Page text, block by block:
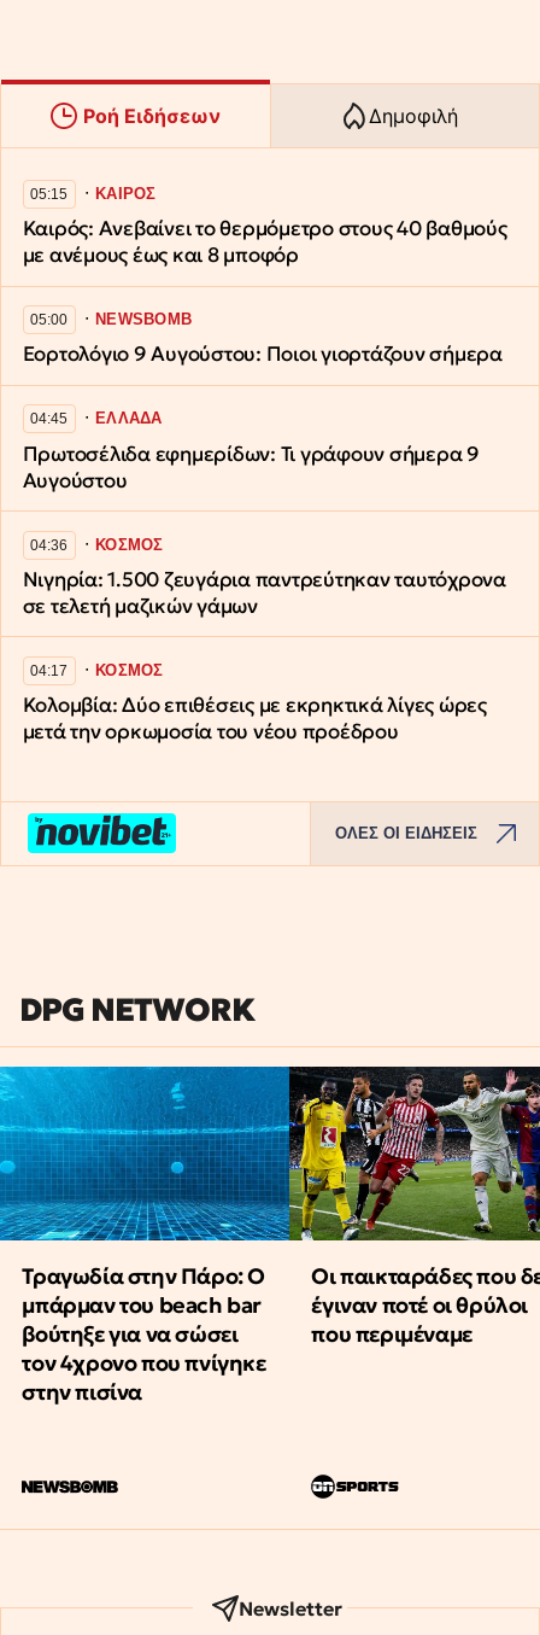
Ροή Ειδήσεων Δημοφιλή
05:15 ∙ΚΑΙΡΟΣ
Καιρός: Ανεβαίνει το θερμόμετρο στους 40 βαθμούς
με ανέμους έως και 8 μποφόρ
05:00 ∙NEWSBOMB
Εορτολόγιο 9 Αυγούστου: Ποιοι γιορτάζουν σήμερα
04:45 ∙ΕΛΛΑΔΑ
Πρωτοσέλιδα εφημερίδων: Τι γράφουν σήμερα 9
Αυγούστου
04:36 ∙ΚΟΣΜΟΣ
Νιγηρία: 1.500 ζευγάρια παντρεύτηκαν ταυτόχρονα
σε τελετή μαζικών γάμων
04:17 ∙ΚΟΣΜΟΣ
Κολομβία: Δύο επιθέσεις με εκρηκτικά λίγες ώρες
μετά την ορκωμοσία του νέου προέδρου
ΟΛΕΣ ΟΙ ΕΙΔΗΣΕΙΣ
DPG NETWORK
Τραγωδία στην Πάρο: Ο
μπάρμαν του beach bar
βούτηξε για να σώσει
τον 4χρονο που πνίγηκε
στην πισίνα
Οι παικταράδες που
έγιναν ποτέ οι θρύλοι
που περιμέναμε
Newsletter